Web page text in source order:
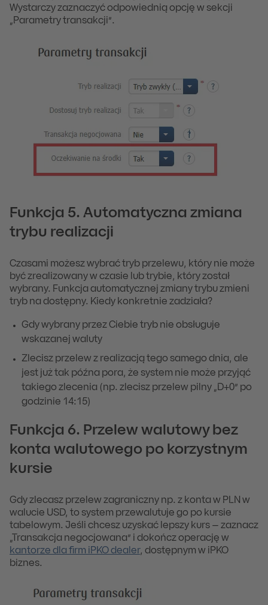
Wystarczy zaznaczyć odpowiednią opcję w sekcji
„Parametry transakcji”.
Funkcja 5. Automatyczna zmiana
trybu realizacji
Czasami możesz wybrać tryb przelewu, który nie może
być zrealizowany w czasie lub trybie, który został
wybrany. Funkcja automatycznej zmiany trybu zmieni
tryb na dostępny. Kiedy konkretnie zadziała?
Gdy wybrany przez Ciebie tryb nie obsługuje
wskazanej waluty
Zlecisz przelew z realizacją tego samego dnia, ale
jest już tak późna pora, że system nie może przyjąć
takiego zlecenia (np. zlecisz przelew pilny „D+0” po
godzinie 14:15)
Funkcja 6. Przelew walutowy bez
konta walutowego po korzystnym
kursie
Gdy zlecasz przelew zagraniczny np. z konta w PLN w
walucie USD, to system przewalutuje go po kursie
tabelowym. Jeśli chcesz uzyskać lepszy kurs – zaznacz
„Transakcja negocjowana” i dokończ operację w
kantorze dla firm iPKO dealer, dostępnym w iPKO
biznes.